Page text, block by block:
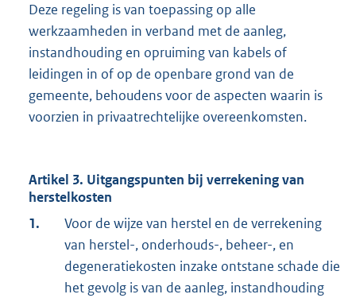
Deze regeling is van toepassing op alle
werkzaamheden in verband met de aanleg,
instandhouding en opruiming van kabels of
leidingen in of op de openbare grond van de
gemeente, behoudens voor de aspecten waarin is
voorzien in privaatrechtelijke overeenkomsten.
Artikel 3. Uitgangspunten bij verrekening van
herstelkosten
1.
Voor de wijze van herstel en de verrekening
van herstel-, onderhouds-, beheer-, en
degeneratiekosten inzake ontstane schade die
het gevolg is van de aanleg, instandhouding